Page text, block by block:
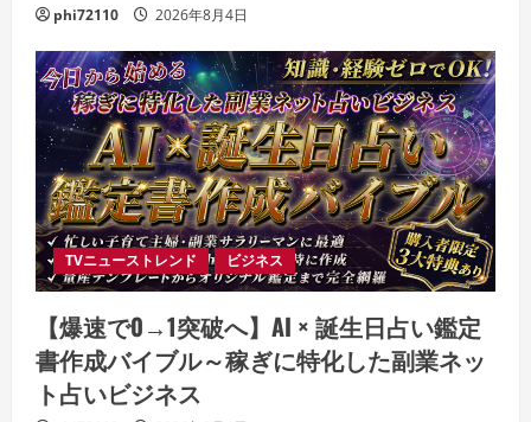
phi72110 2026年8月4日
TVニューストレンド ビジネス
【爆速で0→1突破へ】AI × 誕生日占い鑑定
書作成バイブル～稼ぎに特化した副業ネッ
ト占いビジネス